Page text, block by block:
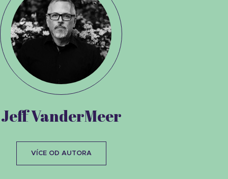
Jeff VanderMeer
VÍCE OD AUTORA